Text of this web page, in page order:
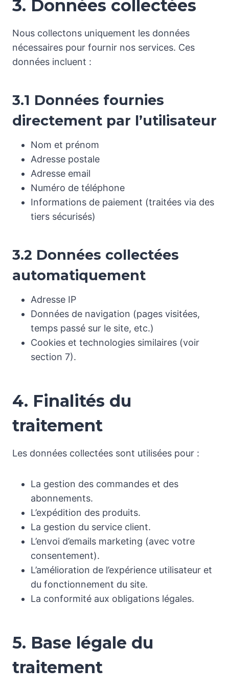
3. Données collectées
Nous collectons uniquement les données
nécessaires pour fournir nos services. Ces
données incluent :
3.1 Données fournies
directement par l’utilisateur
Nom et prénom
Adresse postale
Adresse email
Numéro de téléphone
Informations de paiement (traitées via des
tiers sécurisés)
3.2 Données collectées
automatiquement
Adresse IP
Données de navigation (pages visitées,
temps passé sur le site, etc.)
Cookies et technologies similaires (voir
section 7).
4. Finalités du
traitement
Les données collectées sont utilisées pour :
La gestion des commandes et des
abonnements.
L’expédition des produits.
La gestion du service client.
L’envoi d’emails marketing (avec votre
consentement).
L’amélioration de l’expérience utilisateur et
du fonctionnement du site.
La conformité aux obligations légales.
5. Base légale du
traitement